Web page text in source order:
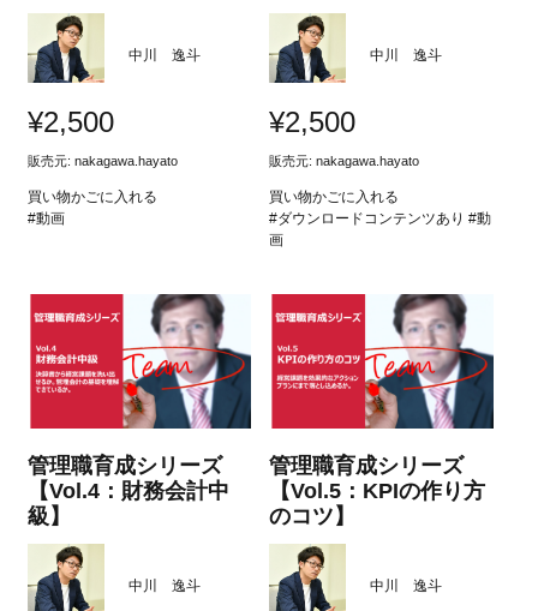
中川 逸斗
¥2,500
販売元: nakagawa.hayato
買い物かごに入れる
#動画
中川 逸斗
¥2,500
販売元:nakagawa.hayato
買い物かごに入れる
#ダウンロードコンテンツあり #動
画
管理職育成シリーズ
【Vol.4：財務会計中
級】
中川 逸斗
管理職育成シリーズ
【Vol.5：KPIの作り方
のコツ】
中川 逸斗